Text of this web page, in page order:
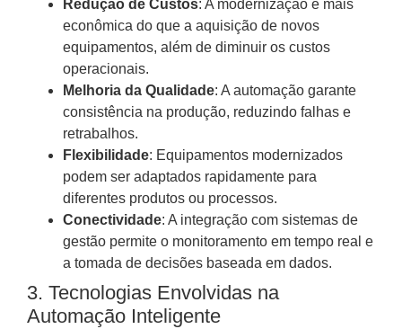
Redução de Custos: A modernização é mais
econômica do que a aquisição de novos
equipamentos, além de diminuir os custos
operacionais.
Melhoria da Qualidade: A automação garante
consistência na produção, reduzindo falhas e
retrabalhos.
Flexibilidade: Equipamentos modernizados
podem ser adaptados rapidamente para
diferentes produtos ou processos.
Conectividade: A integração com sistemas de
gestão permite o monitoramento em tempo real e
a tomada de decisões baseada em dados.
3. Tecnologias Envolvidas na
Automação Inteligente